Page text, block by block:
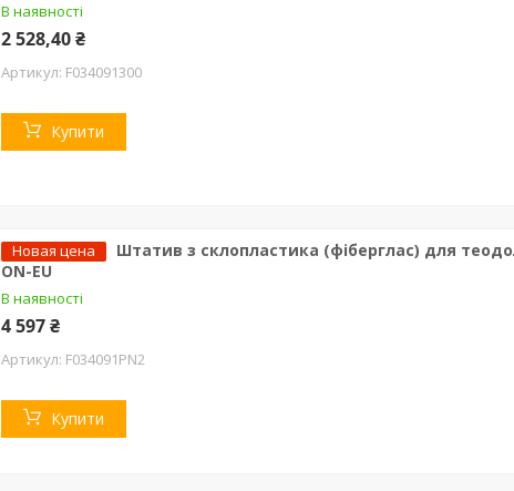
В наявності
2 528,40 ₴
F034091300
Купити
Новая цена
Штатив з склопластика (фіберглас) для
ON-EU
В наявності
4 597 ₴
F034091PN2
Купити